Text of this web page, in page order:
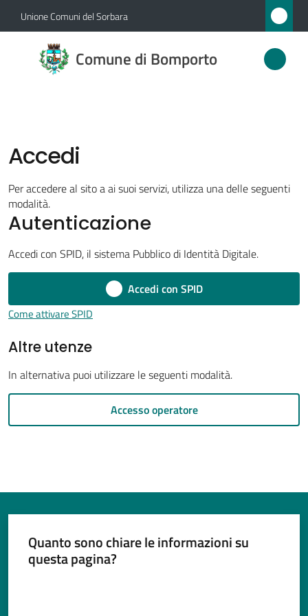
Vai al contenuto
Vai alla navigazione
Vai al footer
Unione Comuni del Sorbara
Comune di Bomporto
Comune
di
Amministrazione
Novità
Servizi
Tutti
gli
Menu selezionato
su
Accedi
Per accedere al sito a ai suoi servizi, utilizza una delle seguenti
modalità.
Autenticazione
Accedi con SPID, il sistema Pubblico di Identità Digitale.
Accedi con SPID
Come attivare SPID
Altre utenze
In alternativa puoi utilizzare le seguenti modalità.
Accesso operatore
Quanto sono chiare le informazioni su
questa pagina?